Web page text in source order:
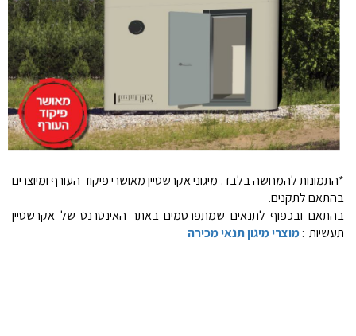
*התמונות להמחשה בלבד. מיגוני אקרשטיין מאושרי פיקוד העורף ומיוצרים
בהתאם לתקנים.
בהתאם ובכפוף לתנאים שמתפרסמים באתר האינטרנט של אקרשטיין
תעשיות :מוצרי מיגון תנאי מכירה